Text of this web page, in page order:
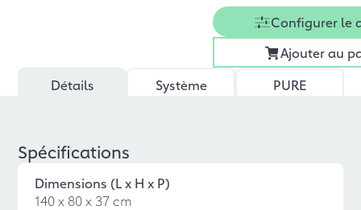
Configurer le
Ajouter au
Détails
Système PURE
Spécifications
Dimensions (L x H x P)
140 x 80 x 37 cm